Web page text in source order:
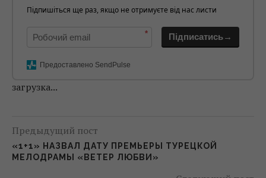
Підпишіться ще раз, якщо не отримуєте від нас листи
* Підписатись→
Предоставлено SendPulse
загрузка...
Предыдущий пост
«1+1» НАЗВАЛ ДАТУ ПРЕМЬЕРЫ ТУРЕЦКОЙ
МЕЛОДРАМЫ «ВЕТЕР ЛЮБВИ»